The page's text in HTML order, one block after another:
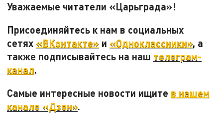
Уважаемые читатели «Царьграда»!
Присоединяйтесь к нам в социальных
сетях «ВКонтакте» и «Одноклассники», а
также подписывайтесь на наш телеграм-
канал.
Самые интересные новости ищите в нашем
канале «Дзен».